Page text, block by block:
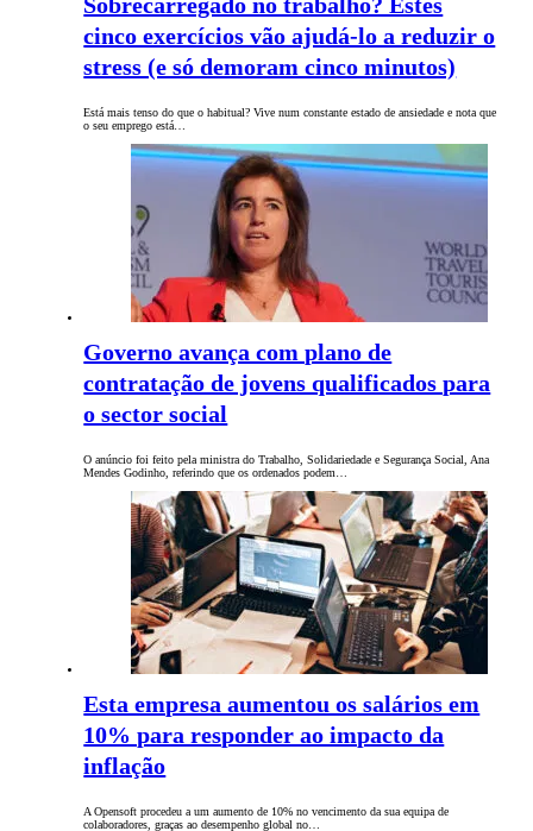
cinco exercícios vão ajudá-lo a reduzir o
stress (e só demoram cinco minutos)
Está mais tenso do que o habitual? Vive num constante estado de ansiedade e nota que
o seu emprego está…
Governo avança com plano de
contratação de jovens qualificados para
o sector social
O anúncio foi feito pela ministra do Trabalho, Solidariedade e Segurança Social, Ana
Mendes Godinho, referindo que os ordenados podem…
Esta empresa aumentou os salários em
10% para responder ao impacto da
inflação
A Opensoft procedeu a um aumento de 10% no vencimento da sua equipa de
colaboradores, graças ao desempenho global no…